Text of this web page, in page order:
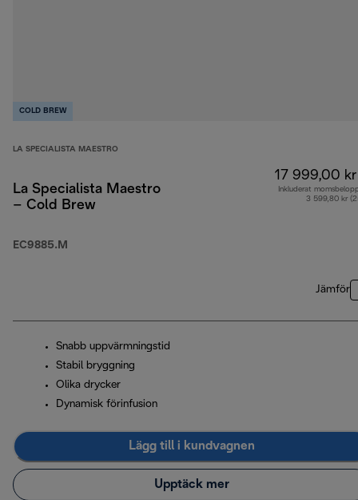
COLD BREW
LA SPECIALISTA MAESTRO
La Specialista Maestro
– Cold Brew
EC9885.M
17 999,00 kr
Inkluderat
3 599,80 kr
Jämför
Snabb uppvärmningstid
Stabil bryggning
Olika drycker
Dynamisk förinfusion
Lägg till i kundvagnen
Upptäck mer